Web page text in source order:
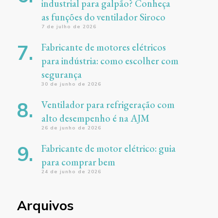
industrial para galpão? Conheça
as funções do ventilador Siroco
7 de julho de 2026
Fabricante de motores elétricos
para indústria: como escolher com
segurança
30 de junho de 2026
Ventilador para refrigeração com
alto desempenho é na AJM
26 de junho de 2026
Fabricante de motor elétrico: guia
para comprar bem
24 de junho de 2026
Arquivos